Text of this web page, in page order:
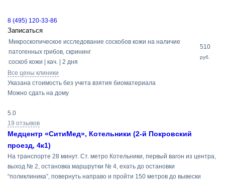
8 (495) 120-33-86
Записаться
Микроскопическое исследование соскобов кожи на наличие
патогенных грибов, скрининг
соскоб кожи | кач. | 2 дня
510
руб.
Все цены клиники
Указана стоимость без учета взятия биоматериала
Можно сдать на дому
5.0
19 отзывов
Медцентр «СитиМед», Котельники (2-й Покровский
проезд, 4к1)
На транспорте 28 минут. Ст. метро Котельники, первый вагон из центра,
выход № 2, остановка маршрутки № 4, ехать до остановки
“поликлиника”, повернуть направо и пройти 150 метров до вывески